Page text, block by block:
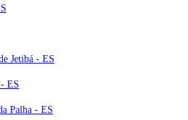
Jetibá - ES
- ES
Palha - ES